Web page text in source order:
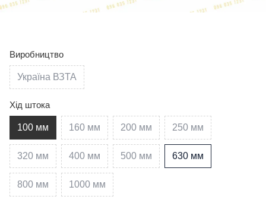
Виробництво
Україна ВЗТА
Хід штока
100 мм 160 мм 200 мм 250 мм
320 мм 400 мм 500 мм 630 мм
800 мм 1000 мм